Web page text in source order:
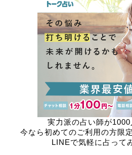
実力派の占い師が1000
今なら初めてのご利用の方限
LINEで気軽に占って